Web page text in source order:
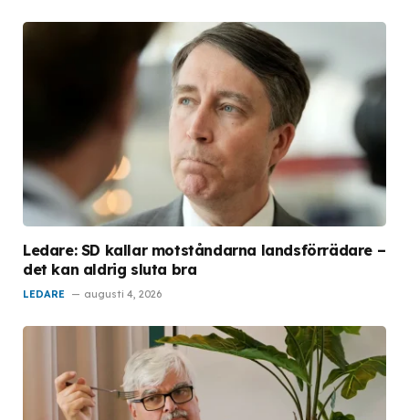
Ledare: SD kallar motståndarna landsförrädare –
det kan aldrig sluta bra
LEDARE augusti 4, 2026